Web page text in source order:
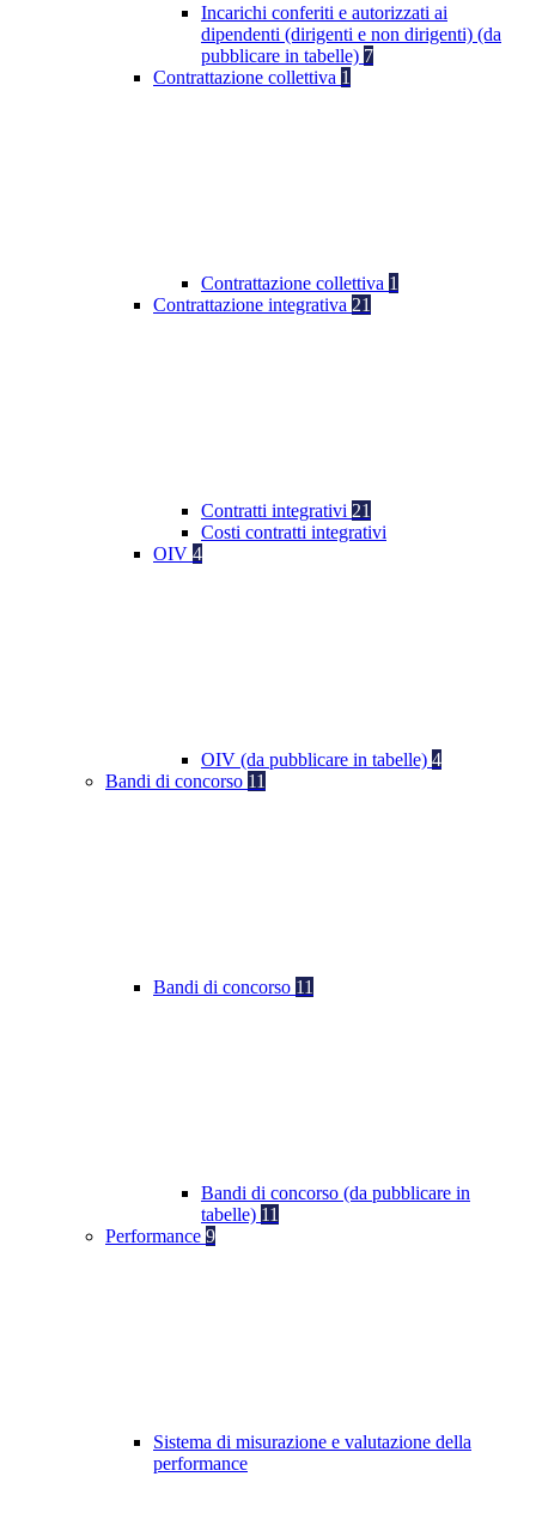
Incarichi conferiti e autorizzati ai
dipendenti (dirigenti e non dirigenti) (da
pubblicare in tabelle) 7
Contrattazione collettiva 1
Contrattazione collettiva 1
Contrattazione integrativa 21
Contratti integrativi 21
Costi contratti integrativi
OIV 4
OIV (da pubblicare in tabelle) 4
Bandi di concorso 11
Bandi di concorso 11
Bandi di concorso (da pubblicare in
tabelle) 11
Performance 9
Sistema di misurazione e valutazione della
performance